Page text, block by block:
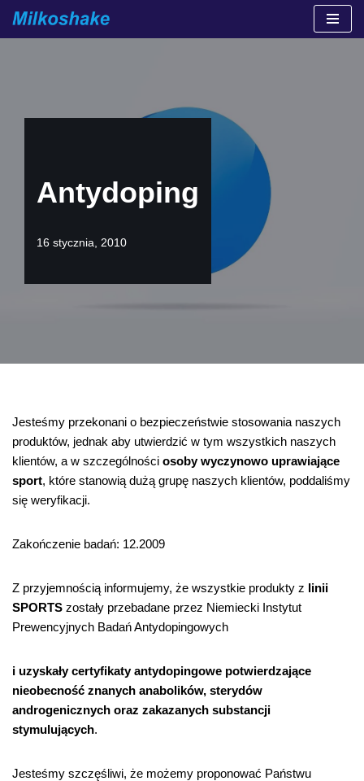
Antydoping
16 stycznia, 2010
Jesteśmy przekonani o bezpieczeństwie stosowania naszych
produktów, jednak aby utwierdzić w tym wszystkich naszych
klientów, a w szczególności osoby wyczynowo uprawiające
sport, które stanowią dużą grupę naszych klientów, poddaliśmy
się weryfikacji.
Zakończenie badań: 12.2009
Z przyjemnością informujemy, że wszystkie produkty z linii
SPORTS zostały przebadane przez Niemiecki Instytut
Prewencyjnych Badań Antydopingowych
i uzyskały certyfikaty antydopingowe potwierdzające
nieobecność znanych anabolików, sterydów
androgenicznych oraz zakazanych substancji
stymulujących.
Jesteśmy szczęśliwi, że możemy proponować Państwu